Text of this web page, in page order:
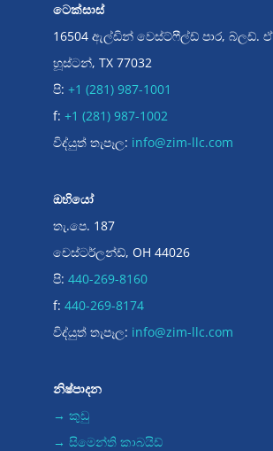
ටෙක්සාස්
16504 ඇල්ඩින් වෙස්ට්ෆීල්ඩ් පාර, බ්ලඩ්. ඒ
හූස්ටන්, TX 77032
පි: +1 (281) 987-1001
f: +1 (281) 987-1002
විද්යුත් තැපෑල: info@zim-llc.com
ඔහියෝ
තැ.පෙ. 187
චෙස්ටර්ලන්ඩ්, OH 44026
පි: 440-269-8160
f: 440-269-8174
විද්යුත් තැපෑල: info@zim-llc.com
නිෂ්පාදන
→ කුඩු
→ සිමෙන්ති කාබයිඩ්